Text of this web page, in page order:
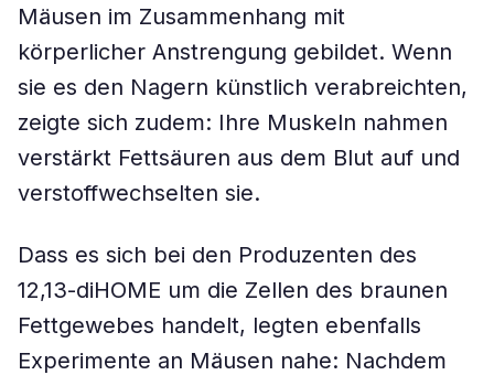
Mäusen im Zusammenhang mit
körperlicher Anstrengung gebildet. Wenn
sie es den Nagern künstlich verabreichten,
zeigte sich zudem: Ihre Muskeln nahmen
verstärkt Fettsäuren aus dem Blut auf und
verstoffwechselten sie.
Dass es sich bei den Produzenten des
12,13-diHOME um die Zellen des braunen
Fettgewebes handelt, legten ebenfalls
Experimente an Mäusen nahe: Nachdem